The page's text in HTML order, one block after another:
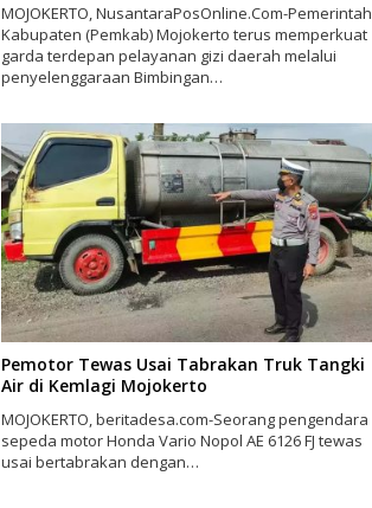
MOJOKERTO, NusantaraPosOnline.Com-Pemerintah
Kabupaten (Pemkab) Mojokerto terus memperkuat
garda terdepan pelayanan gizi daerah melalui
penyelenggaraan Bimbingan…
Pemotor Tewas Usai Tabrakan Truk Tangki
Air di Kemlagi Mojokerto
MOJOKERTO, beritadesa.com-Seorang pengendara
sepeda motor Honda Vario Nopol AE 6126 FJ tewas
usai bertabrakan dengan…